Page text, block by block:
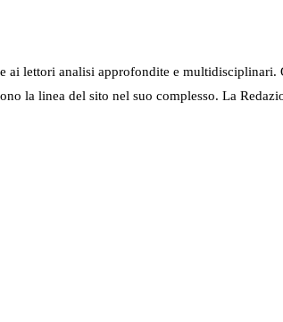
lettori analisi approfondite e multidisciplinari.
la linea del sito nel suo complesso. La